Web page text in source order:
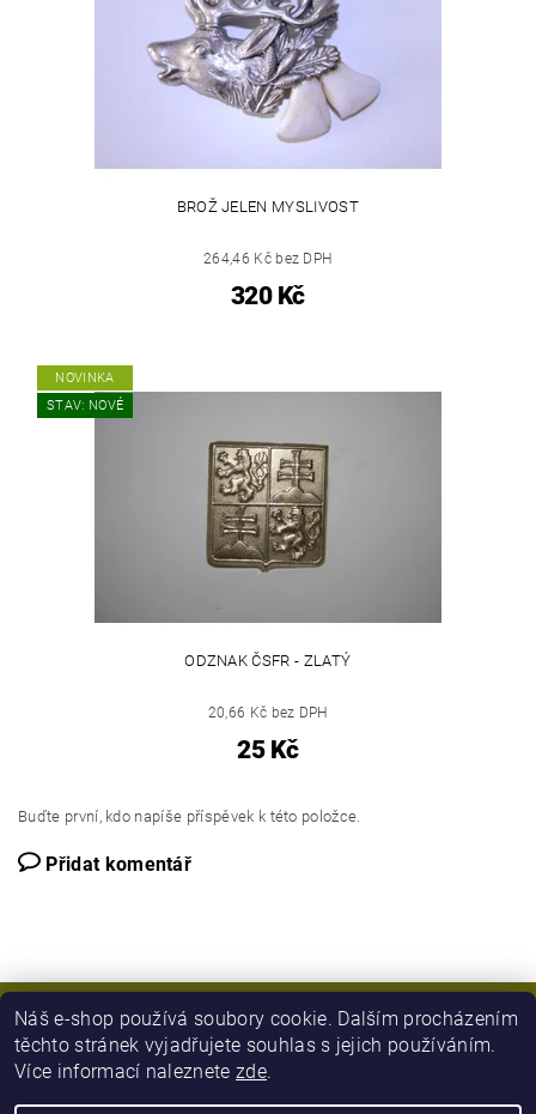
BROŽ JELEN MYSLIVOST
264,46 Kč bez DPH
320 Kč
NOVINKA
STAV: NOVÉ
ODZNAK ČSFR - ZLATÝ
20,66 Kč bez DPH
25 Kč
Buďte první, kdo napíše příspěvek k této položce.
Přidat komentář
Náš e-shop používá soubory cookie. Dalším procházením
těchto stránek vyjadřujete souhlas s jejich používáním.
Více informací naleznetezde.